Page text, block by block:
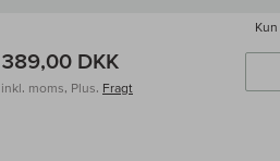
Kun
389,00 DKK
inkl. moms, Plus. Fragt